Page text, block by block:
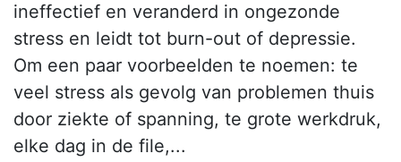
ineffectief en veranderd in ongezonde
stress en leidt tot burn-out of depressie.
Om een paar voorbeelden te noemen: te
veel stress als gevolg van problemen thuis
door ziekte of spanning, te grote werkdruk,
elke dag in de file,...